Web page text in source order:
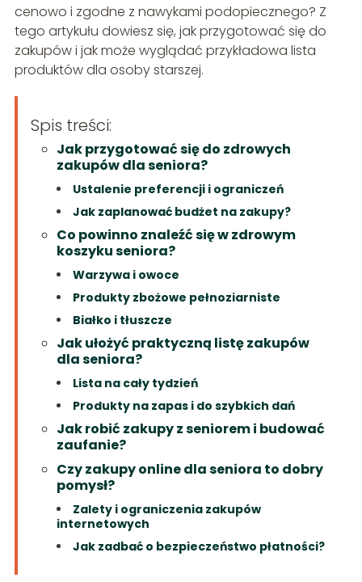
cenowo i zgodne z nawykami podopiecznego? Z
tego artykułu dowiesz się, jak przygotować się do
zakupów i jak może wyglądać przykładowa lista
produktów dla osoby starszej.
Spis treści:
Jak przygotować się do zdrowych
zakupów dla seniora?
Ustalenie preferencji i ograniczeń
Jak zaplanować budżet na zakupy?
Co powinno znaleźć się w zdrowym
koszyku seniora?
Warzywa i owoce
Produkty zbożowe pełnoziarniste
Białko i tłuszcze
Jak ułożyć praktyczną listę zakupów
dla seniora?
Lista na cały tydzień
Produkty na zapas i do szybkich dań
Jak robić zakupy z seniorem i budować
zaufanie?
Czy zakupy online dla seniora to dobry
pomysł?
Zalety i ograniczenia zakupów
internetowych
Jak zadbać o bezpieczeństwo płatności?